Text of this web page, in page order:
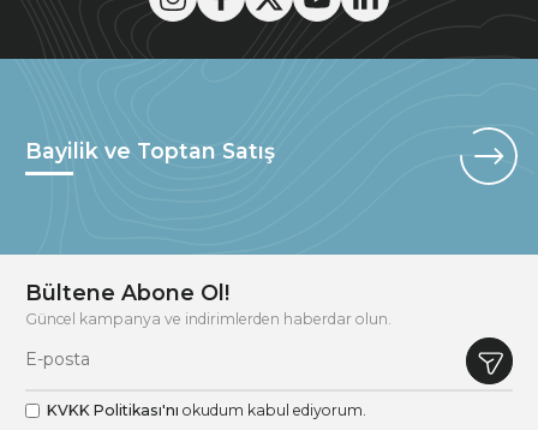
Bayilik ve Toptan Satış
Bültene Abone Ol!
Güncel kampanya ve indirimlerden haberdar olun.
KVKK Politikası'nı okudum kabul ediyorum.